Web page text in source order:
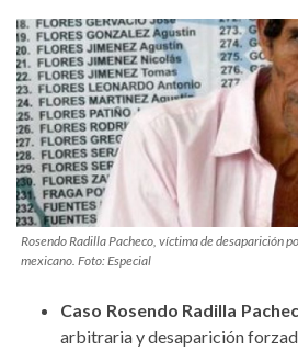
Rosendo Radilla Pacheco, víctima de desaparición
mexicano. Foto: Especial
Caso Rosendo Radilla
arbitraria y desaparición